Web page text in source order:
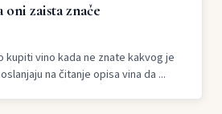
oni zaista znače
kupiti vino kada ne znate kakvog je
na čitanje opisa vina da ...